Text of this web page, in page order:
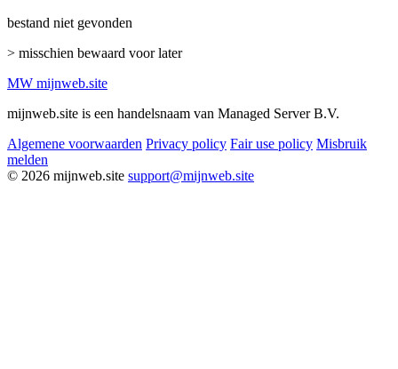
bestand niet gevonden
> misschien bewaard voor later
MW mijnweb.site
mijnweb.site is een handelsnaam van Managed Server B.V.
Algemene voorwaarden Privacy policy Fair use policy Misbruik
melden
© 2026 mijnweb.site support@mijnweb.site